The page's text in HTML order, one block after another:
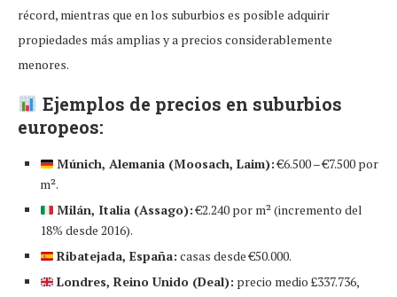
récord, mientras que en los suburbios es posible adquirir
propiedades más amplias y a precios considerablemente
menores.
Ejemplos de precios en suburbios
europeos:
Múnich, Alemania (Moosach, Laim):€6.500 – €7.500 por
m².
Milán, Italia (Assago):€2.240 por m² (incremento del
18% desde 2016).
Ribatejada, España: casas desde €50.000.
Londres, Reino Unido (Deal): precio medio £337.736,